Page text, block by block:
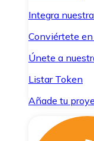
Integra
Conviértete
Únete a
Listar Token
Añade tu